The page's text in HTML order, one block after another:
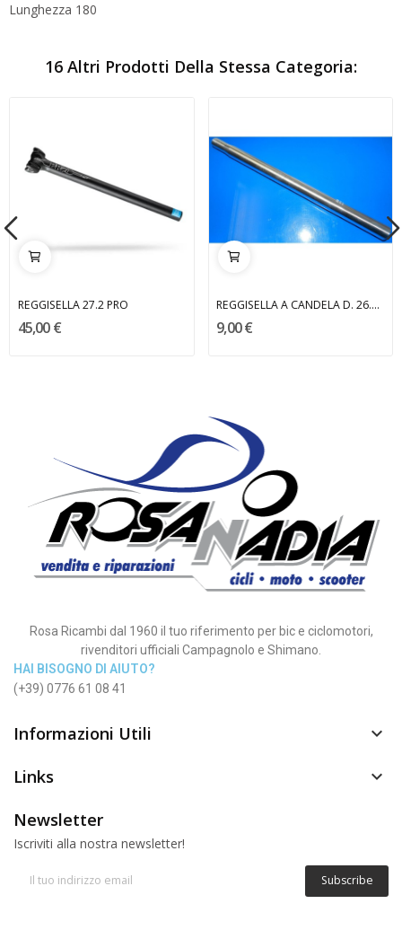
Lunghezza 180
16 Altri Prodotti Della Stessa Categoria:
REGGISELLA 27.2 PRO
45,00 €
REGGISELLA A CANDELA D. 26.4 BRN
9,00 €
Rosa Ricambi dal 1960 il tuo riferimento per bic e ciclomotori,
rivenditori ufficiali Campagnolo e Shimano.
HAI BISOGNO DI AIUTO?
(+39) 0776 61 08 41
Informazioni Utili 
Links 
Newsletter
Iscriviti alla nostra newsletter!
Subscribe